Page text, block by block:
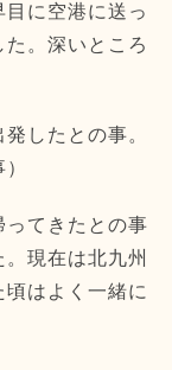
に空港に送っ
。深いところ
したとの事。
ってきたとの事
現在は北九州
はよく一緒に